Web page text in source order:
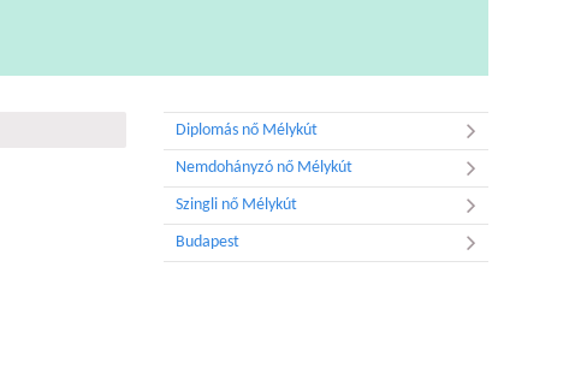
Diplomás nő Mélykút
Nemdohányzó nő Mélykút
Szingli nő Mélykút
Budapest